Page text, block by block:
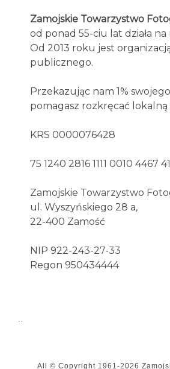
Zamojskie Towarzystwo
od ponad 55-ciu lat działa
Od 2013 roku jest
publicznego.
Przekazując nam 1%
pomagasz rozkręcać
KRS 0000076428
75 1240 2816 1111 0010 4467
Zamojskie Towarzystwo
ul. Wyszyńskiego 28 a,
22-400 Zamość
NIP 922-243-27-33
Regon 950434444
All © Copyright 1961-2026